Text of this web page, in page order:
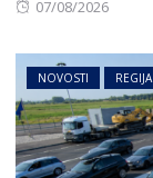
Posted
07/08/2026
NOVOSTI REGIJA